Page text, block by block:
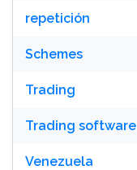
repetición
Schemes
Trading
Trading software
Venezuela